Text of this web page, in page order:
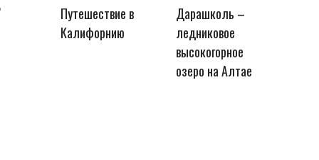
Путешествие в
Калифорнию
Дарашколь –
ледниковое
высокогорное
озеро на Алтае